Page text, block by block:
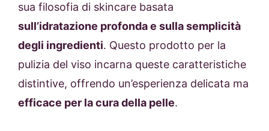
sua filosofia di skincare basata
sull’idratazione profonda e sulla semplicità
degli ingredienti. Questo prodotto per la
pulizia del viso incarna queste caratteristiche
distintive, offrendo un’esperienza delicata ma
efficace per la cura della pelle.